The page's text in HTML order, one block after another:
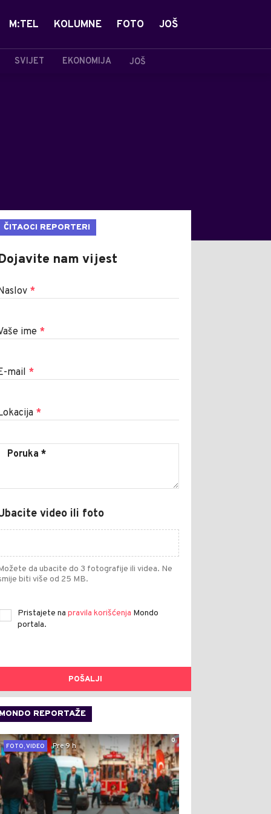
SVIJET EKONOMIJA JOŠ
M:TEL KOLUMNE FOTO JOŠ
ČITAOCI REPORTERI
nam vijest
*
ime *
mail *
*
video ili foto
da ubacite do 3 fotografije ili videa. Ne
biti više od 25 MB.
Pristajete na pravila korišćenja Mondo
portala.
POŠALJI
MONDO REPORTAŽE
0
FOTO, VIDEO
Pre 9 h